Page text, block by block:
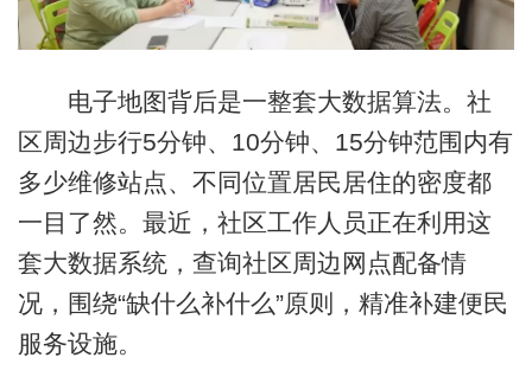
电子地图背后是一整套大数据算法。社
区周边步行5分钟、10分钟、15分钟范围内有
多少维修站点、不同位置居民居住的密度都
一目了然。最近，社区工作人员正在利用这
套大数据系统，查询社区周边网点配备情
况，围绕“缺什么补什么”原则，精准补建便民
服务设施。